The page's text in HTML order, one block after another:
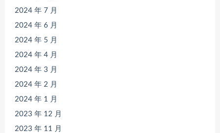
2024 年 7 月
2024 年 6 月
2024 年 5 月
2024 年 4 月
2024 年 3 月
2024 年 2 月
2024 年 1 月
2023 年 12 月
2023 年 11 月